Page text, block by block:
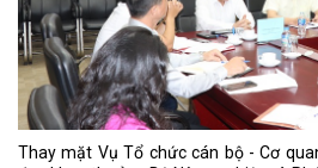
Thay mặt Vụ Tổ chức cán bộ - Cơ